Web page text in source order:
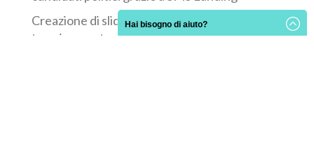
Hai bisogno di aiuto?
Creazione di slideshow con modalità
trascinamento.